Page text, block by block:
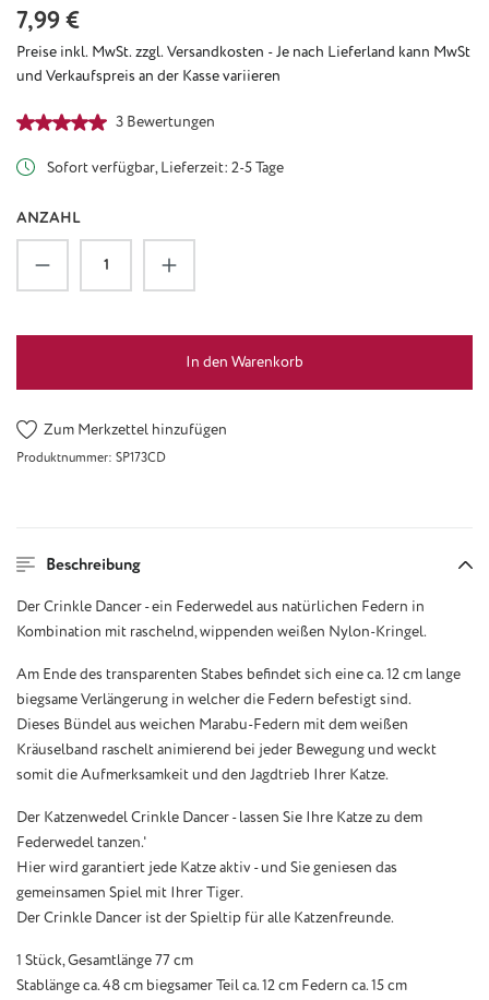
Regulärer Preis:
7,99 €
Preise inkl. MwSt. zzgl. Versandkosten - Je nach Lieferland kann MwSt
und Verkaufspreis an der Kasse variieren
Durchschnittliche Bewertung von 5 von 5 Sternen
3 Bewertungen
Sofort verfügbar, Lieferzeit: 2-5 Tage
ANZAHL
Produkt Anzahl: Gib den gewünschten Wert
In den Warenkorb
Zum Merkzettel hinzufügen
Produktnummer: SP173CD
Beschreibung
Der Crinkle Dancer - ein Federwedel aus natürlichen Federn in
Kombination mit raschelnd, wippenden weißen Nylon-Kringel.
Am Ende des transparenten Stabes befindet sich eine ca. 12 cm lange
biegsame Verlängerung in welcher die Federn befestigt sind.
Dieses Bündel aus weichen Marabu-Federn mit dem weißen
Kräuselband raschelt animierend bei jeder Bewegung und weckt
somit die Aufmerksamkeit und den Jagdtrieb Ihrer Katze.
Der Katzenwedel Crinkle Dancer - lassen Sie Ihre Katze zu dem
Federwedel tanzen.'
Hier wird garantiert jede Katze aktiv - und Sie geniesen das
gemeinsamen Spiel mit Ihrer Tiger.
Der Crinkle Dancer ist der Spieltip für alle Katzenfreunde.
1 Stück, Gesamtlänge 77 cm
Stablänge ca. 48 cm biegsamer Teil ca. 12 cm Federn ca. 15 cm